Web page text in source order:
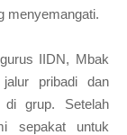
menyemangati.
IIDN, Mbak
pribadi dan
di grup. Setelah
sepakat untuk